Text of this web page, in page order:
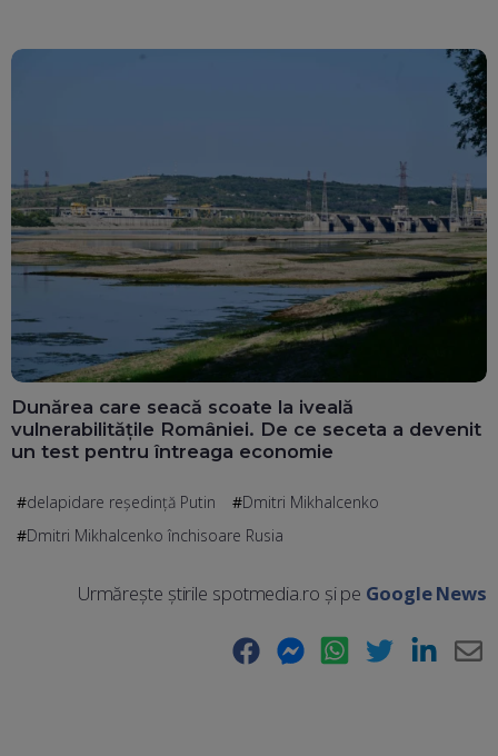
Dunărea care seacă scoate la iveală
vulnerabilitățile României. De ce seceta a devenit
un test pentru întreaga economie
delapidare reședință Putin
Dmitri Mikhalcenko
Dmitri Mikhalcenko închisoare Rusia
Urmărește știrile spotmedia.ro și pe Google News
Facebook Messenger WhatsApp Twitter LinkedIn